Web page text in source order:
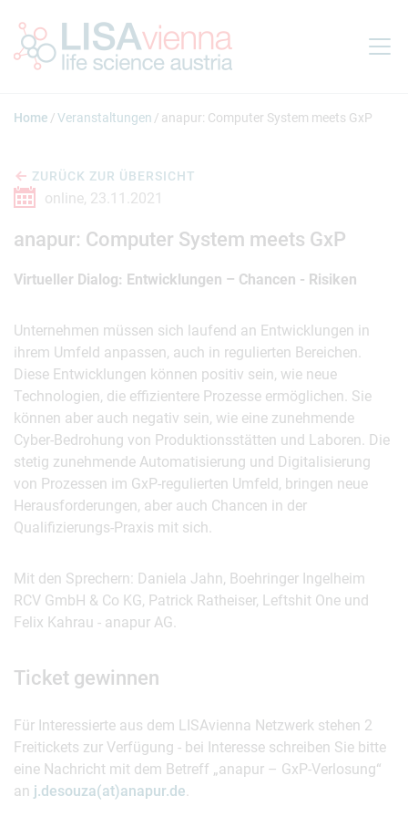
Home Veranstaltungen anapur: Computer System meets GxP
ZURÜCK ZUR ÜBERSICHT
online, 23.11.2021
anapur: Computer System meets GxP
Virtueller Dialog: Entwicklungen – Chancen - Risiken
Unternehmen müssen sich laufend an Entwicklungen in
ihrem Umfeld anpassen, auch in regulierten Bereichen.
Diese Entwicklungen können positiv sein, wie neue
Technologien, die effizientere Prozesse ermöglichen. Sie
können aber auch negativ sein, wie eine zunehmende
Cyber-Bedrohung von Produktionsstätten und Laboren. Die
stetig zunehmende Automatisierung und Digitalisierung
von Prozessen im GxP-regulierten Umfeld, bringen neue
Herausforderungen, aber auch Chancen in der
Qualifizierungs-Praxis mit sich.
Mit den Sprechern: Daniela Jahn, Boehringer Ingelheim
RCV GmbH & Co KG, Patrick Ratheiser, Leftshit One und
Felix Kahrau - anapur AG.
Ticket gewinnen
Für Interessierte aus dem LISAvienna Netzwerk stehen 2
Freitickets zur Verfügung - bei Interesse schreiben Sie bitte
eine Nachricht mit dem Betreff „anapur – GxP-Verlosung“
an j.desouza(at)anapur.de.